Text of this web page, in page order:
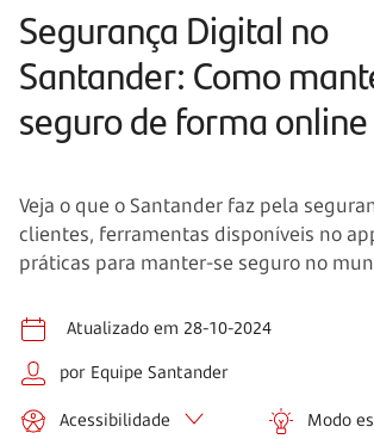
Segurança Digital no
Santander: Como
seguro de forma online
Veja o que o Santander faz pela
clientes, ferramentas disponíveis no
práticas para manter-se seguro no
Atualizado em 28-10-2024
por Equipe Santander
Acessibilidade Modo